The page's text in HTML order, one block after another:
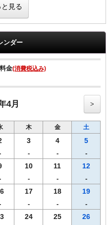
グッズをプレゼント。
がございますのでご了承下さい
せんので、他のプランにて御予
び頂けます。
料）
と見る
ンダー
金(消費税込み)
4月 >
木 金 土
3
-
4
-
5
-
10
-
11
-
12
-
17
-
18
-
19
-
24 25 26